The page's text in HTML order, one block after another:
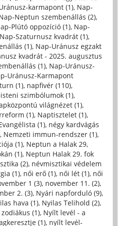
karmapont (1), Nap-
Neptun szembenállás (2),
Plútó oppozíció (1), Nap-
Nap-Szaturnusz kvadrát (1),
(1), Nap-Uránusz egzakt
kvadrát - 2025. augusztus
(1), Nap-Uránusz-
Uránusz-Karmapont
(1), napfivér (110),
szimbólumok (1),
világnézet (1),
(1), Naptisztelet (1),
(1), négy kardvágás
, Nemzeti immun-rendszer (1),
(1), Neptun a Halak 29,
(1), Neptun Halak 29. fok
(2), névmisztikai védelem
(1), női erő (1), női lét (1), női
1 (3), november 11. (2),
2. (3), Nyári napforduló (9),
hava (1), Nyilas Telihold (2),
(1), Nyílt levél - a
(1), nyílt levél-